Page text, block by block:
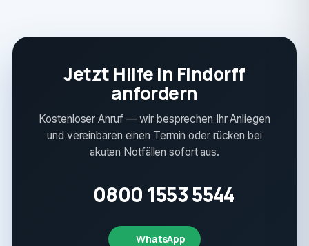
Jetzt Hilfe in Findorff
anfordern
Kostenloser Anruf — wir besprechen Ihr Anliegen
und vereinbaren einen Termin oder rücken bei
akuten Notfällen sofort aus.
0800 1553 5544
WhatsApp